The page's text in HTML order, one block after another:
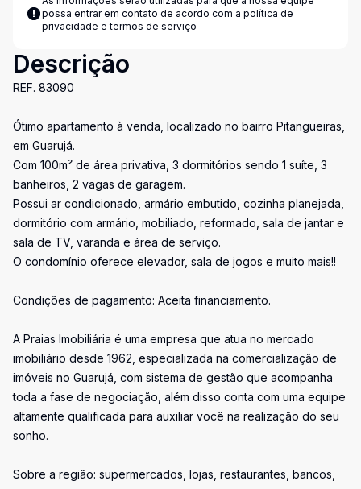
possa entrar em contato de acordo com a política de
privacidade e termos de serviço
Descrição
REF. 83090
Ótimo apartamento à venda, localizado no bairro Pitangueiras,
em Guarujá.
Com 100m² de área privativa, 3 dormitórios sendo 1 suíte, 3
banheiros, 2 vagas de garagem.
Possui ar condicionado, armário embutido, cozinha planejada,
dormitório com armário, mobiliado, reformado, sala de jantar e
sala de TV, varanda e área de serviço.
O condomínio oferece elevador, sala de jogos e muito mais!!
Condições de pagamento: Aceita financiamento.
A Praias Imobiliária é uma empresa que atua no mercado
imobiliário desde 1962, especializada na comercialização de
imóveis no Guarujá, com sistema de gestão que acompanha
toda a fase de negociação, além disso conta com uma equipe
altamente qualificada para auxiliar você na realização do seu
sonho.
Sobre a região: supermercados, lojas, restaurantes, bancos,